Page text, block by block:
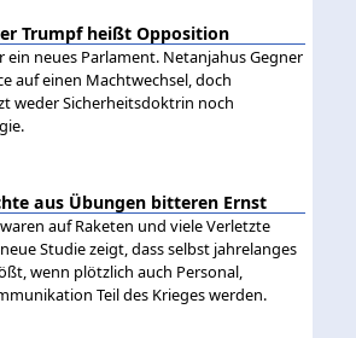
Trumpf heißt Opposition
neues Parlament. Netanjahus Gegner
auf einen Machtwechsel, doch
weder Sicherheitsdoktrin noch
aus Übungen bitteren Ernst
auf Raketen und viele Verletzte
Studie zeigt, dass selbst jahrelanges
wenn plötzlich auch Personal,
Teil des Krieges werden.